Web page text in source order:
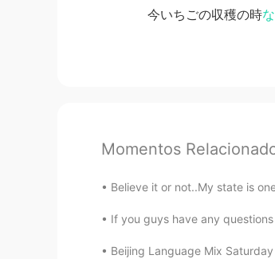
今いちごの収穫の時な
Momentos
Believe it or not..My state is
If you guys have any
Beijing Language Mix